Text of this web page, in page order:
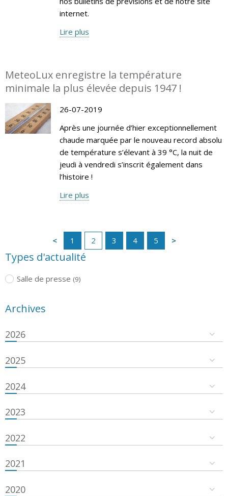
internet.
Lire plus
MeteoLux enregistre la température
minimale la plus élevée depuis 1947 !
26-07-2019
Après une journée d’hier exceptionnellement
chaude marquée par le nouveau record absolu
de température s’élevant à 39 °C, la nuit de
jeudi à vendredi s’inscrit également dans
l’histoire !
Lire plus
1 2 3 4 5
Types d'actualité
Salle de presse (9)
Archives
2026
2025
2024
2023
2022
2021
2020